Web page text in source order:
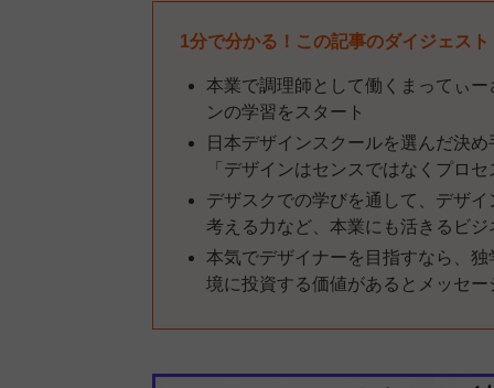
1分で分かる！この記事のダイジェスト
本業で調理師として働くまってぃ
ンの学習をスタート
日本デザインスクールを選んだ決
「デザインはセンスではなくプロ
デザスクでの学びを通して、デザ
考える力など、本業にも活きるビ
本気でデザイナーを目指すなら、
境に投資する価値があるとメッセー